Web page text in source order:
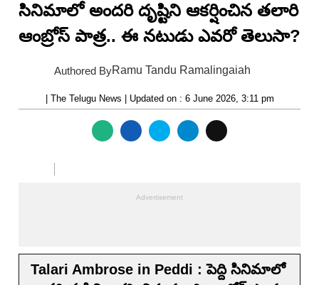
సినిమాలో అందరి దృష్టిని ఆకర్షించిన తలారి
ఆంబ్రోస్ పాత్ర.. ఈ నటుడు ఎవరో తెలుసా?
Authored ByRamu Tandu Ramalingaiah
| The Telugu News | Updated on : 6 June 2026, 3:11 pm
Talari Ambrose in Peddi : పెద్ది సినిమాలో